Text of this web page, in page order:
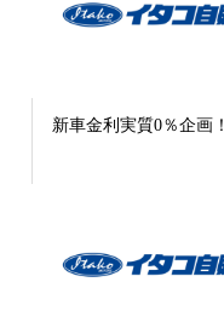
新車金利実質0％企画！